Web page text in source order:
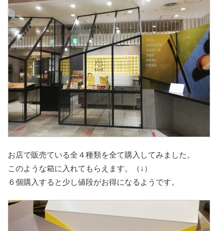
お店で販売ている全４種類を全て購入してみました。
このような箱に入れてもらえます。（↓）
６個購入すると少し値段がお得になるようです。